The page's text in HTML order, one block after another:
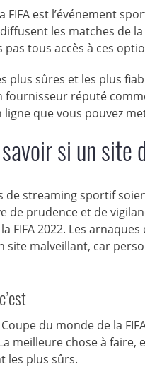
FIFA est l’événement
les matches de
pas tous accès à ces
plus sûres et les plus
réputé
ligne que vous pouvez
si un
de streaming sportif
de prudence et de
FIFA 2022. Les
malveillant, car
du monde de la
meilleure chose à
les plus sûrs.